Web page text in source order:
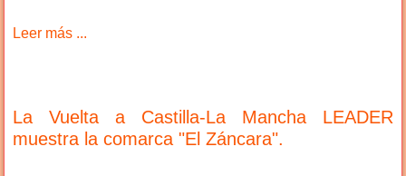
Leer más ...
La Vuelta a Castilla-La Mancha LEADER
muestra la comarca "El Záncara".